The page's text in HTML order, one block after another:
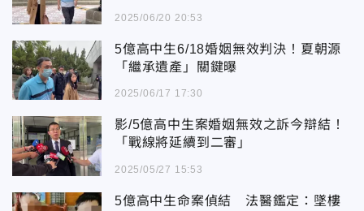
2025/06/20 20:53
5億高中生6/18婚姻無效判決！夏朝源
「繼承遺產」關鍵曝
2025/06/17 17:30
影/5億高中生案婚姻無效之訴今辯結！
「戰線將延續到二審」
2025/05/27 15:53
5億高中生命案偵結 法醫鑑定：墜樓